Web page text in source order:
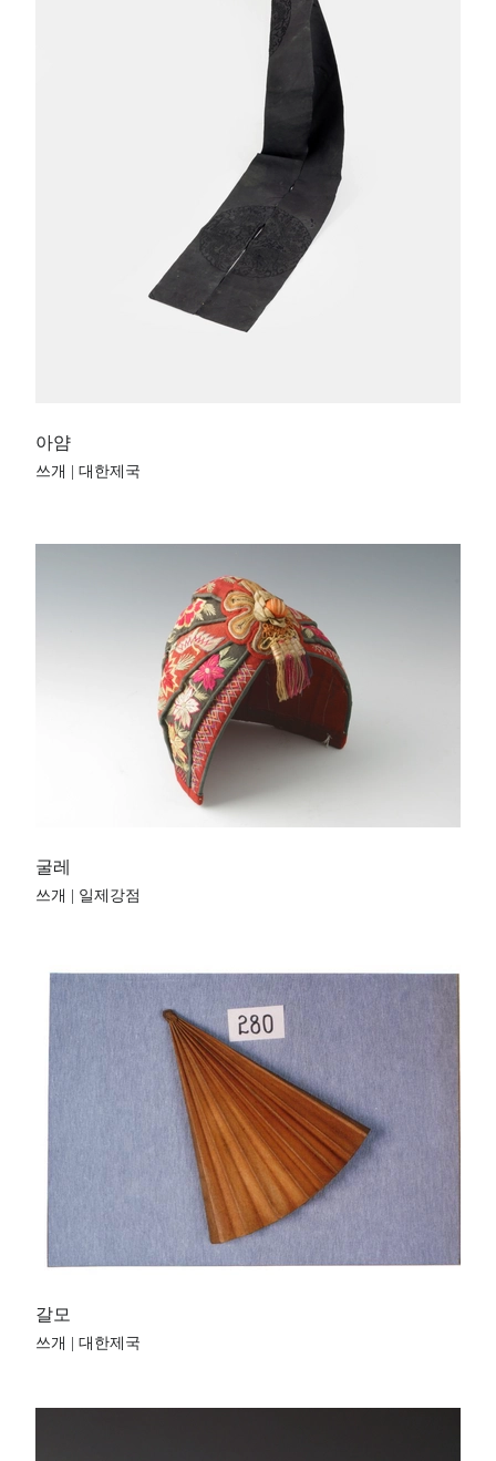
아얌
쓰개 | 대한제국
굴레
쓰개 | 일제강점
갈모
쓰개 | 대한제국